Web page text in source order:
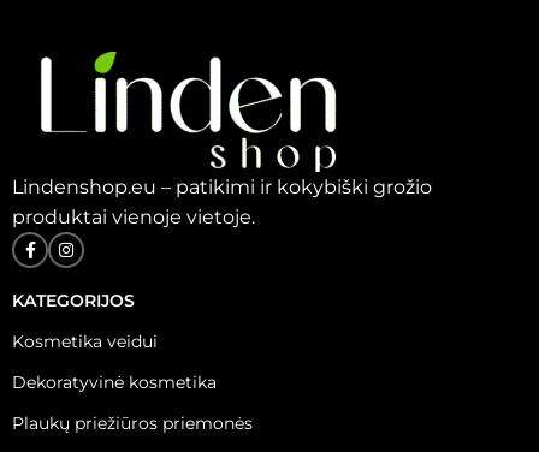
Lindenshop.eu – patikimi ir kokybiški grožio
produktai vienoje vietoje.
KATEGORIJOS
Kosmetika veidui
Dekoratyvinė kosmetika
Plaukų priežiūros priemonės